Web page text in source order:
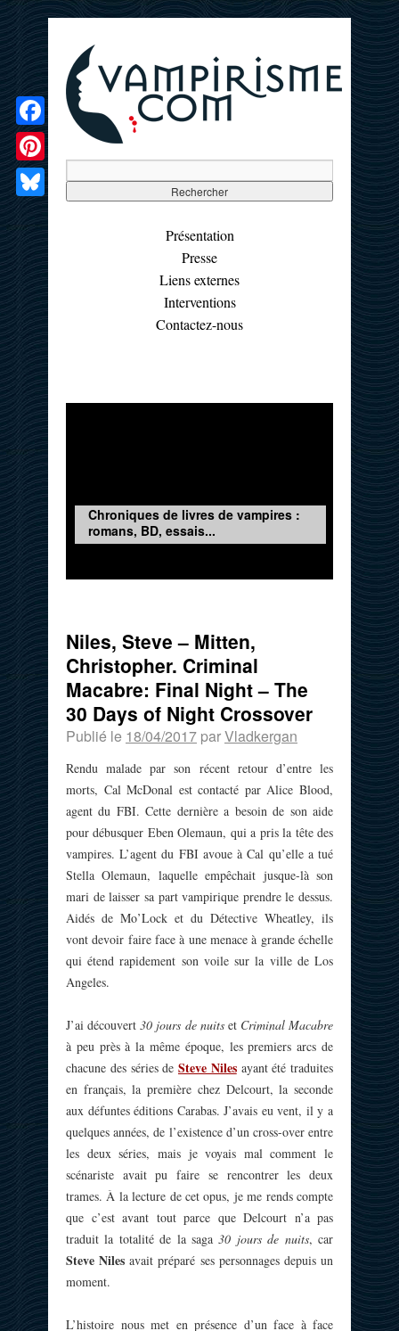
Présentation
Presse
Liens externes
Interventions
Contactez-nous
Chroniques de livres de vampires :
romans, BD, essais...
Niles, Steve – Mitten,
Christopher. Criminal
Macabre: Final Night – The
30 Days of Night Crossover
Publié le 18/04/2017 parVladkergan
Rendu malade par son récent retour d’entre les
morts, Cal McDonal est contacté par Alice Blood,
agent du FBI. Cette dernière a besoin de son aide
pour débusquer Eben Olemaun, qui a pris la tête des
vampires. L’agent du FBI avoue à Cal qu’elle a tué
Stella Olemaun, laquelle empêchait jusque-là son
mari de laisser sa part vampirique prendre le dessus.
Aidés de Mo’Lock et du Détective Wheatley, ils
vont devoir faire face à une menace à grande échelle
qui étend rapidement son voile sur la ville de Los
Angeles.
J’ai découvert30 jours de nuitset Criminal Macabre
à peu près à la même époque, les premiers arcs de
chacune des séries de Steve Nilesayant été traduites
en français, la première chez Delcourt, la seconde
aux défuntes éditions Carabas. J’avais eu vent, il y a
quelques années, de l’existence d’un cross-over entre
les deux séries, mais je voyais mal comment le
scénariste avait pu faire se rencontrer les deux
trames. À la lecture de cet opus, je me rends compte
que c’est avant tout parce que Delcourt n’a pas
traduit la totalité de la saga30 jours de nuits, car
Steve Niles avait préparé ses personnages depuis un
moment.
L’histoire nous met en présence d’un face à face
Facebook
Pinterest
Bluesky